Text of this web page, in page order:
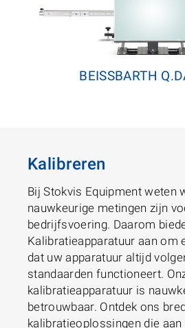
BEISSBARTH
Kalibreren
Bij Stokvis Equipment weten
nauwkeurige metingen zijn
bedrijfsvoering. Daarom
Kalibratieapparatuur aan om
dat uw apparatuur altijd
standaarden functioneert.
kalibratieapparatuur is
betrouwbaar. Ontdek ons
kalibratieoplossingen die